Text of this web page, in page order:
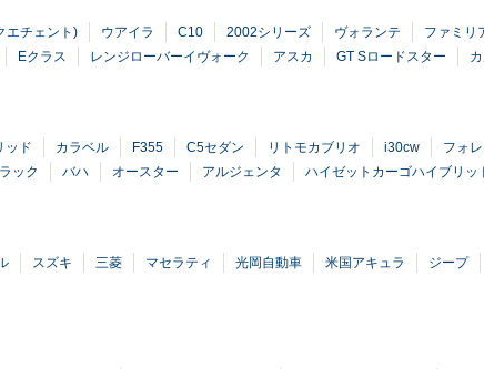
エチェント) ウアイラ C10 2002シリーズ ヴォランテ ファミリ
Eクラス レンジローバーイヴォーク アスカ GT Sロードスター
ッド カラベル F355 C5セダン リトモカブリオ i30cw フォ
ック バハ オースター アルジェンタ ハイゼットカーゴハイブリッ
スズキ 三菱 マセラティ 光岡自動車 米国アキュラ ジープ